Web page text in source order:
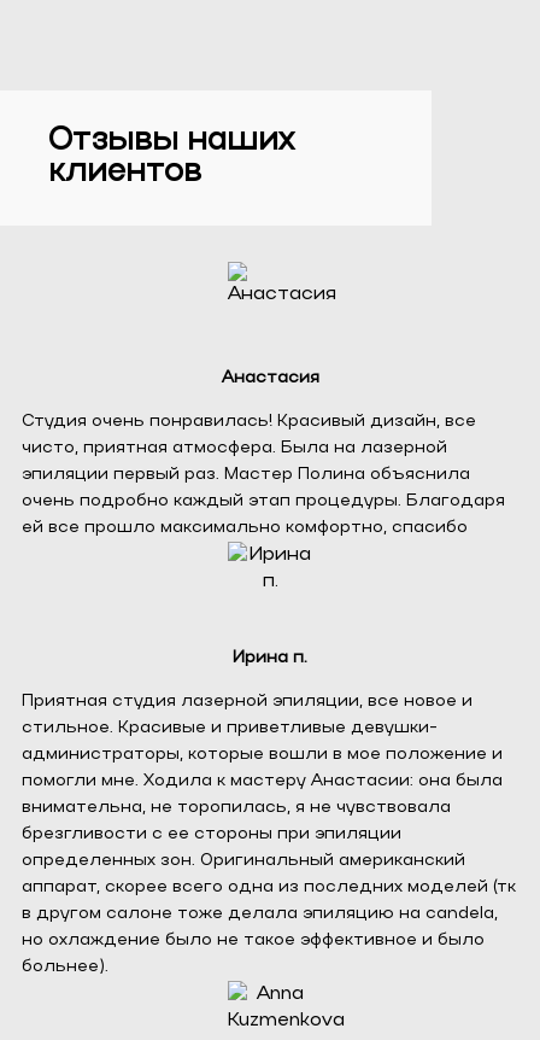
Отзывы наших
клиентов
Анастасия
Студия очень понравилась! Красивый дизайн, все
чисто, приятная атмосфера. Была на лазерной
эпиляции первый раз. Мастер Полина объяснила
очень подробно каждый этап процедуры. Благодаря
ей все прошло максимально комфортно, спасибо
Ирина п.
Приятная студия лазерной эпиляции, все новое и
стильное. Красивые и приветливые девушки-
администраторы, которые вошли в мое положение и
помогли мне. Ходила к мастеру Анастасии: она была
внимательна, не торопилась, я не чувствовала
брезгливости с ее стороны при эпиляции
определенных зон. Оригинальный американский
аппарат, скорее всего одна из последних моделей (тк
в другом салоне тоже делала эпиляцию на candela,
но охлаждение было не такое эффективное и было
больнее).